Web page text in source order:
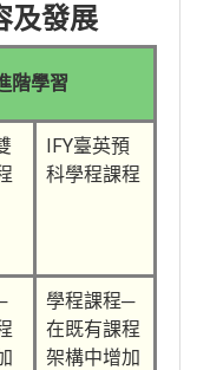
及發展
階學習
IFY臺英預
科學程課程
學程課程─
在既有課程
架構中增加